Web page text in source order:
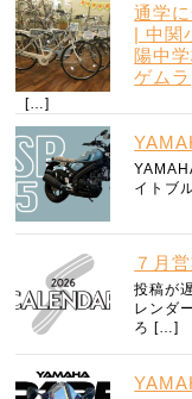
通学
| 中関
陽中
ゲムラ
[…]
イトブ
７月
投稿が
レンダ
ろ […]